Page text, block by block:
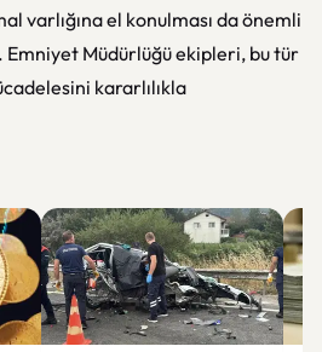
varlığına el konulması da önemli
Emniyet Müdürlüğü ekipleri, bu tür
kararlılıkla